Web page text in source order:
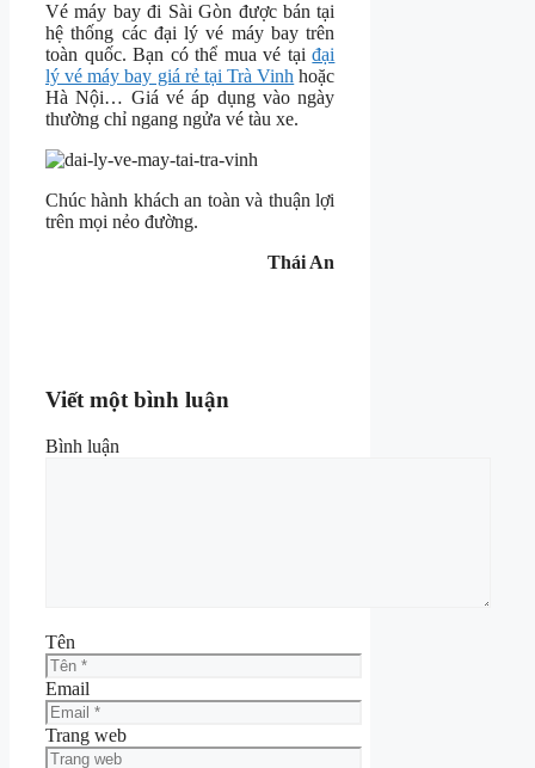
Vé máy bay đi Sài Gòn được bán tại
hệ thống các đại lý vé máy bay trên
toàn quốc. Bạn có thể mua vé tạiđại
lý vé máy bay giá rẻ tại Trà Vinh hoặc
Hà Nội… Giá vé áp dụng vào ngày
thường chỉ ngang ngửa vé tàu xe.
Chúc hành khách an toàn và thuận lợi
trên mọi nẻo đường.
Thái An
Viết một bình luận
Bình luận
Tên
Email
Trang web